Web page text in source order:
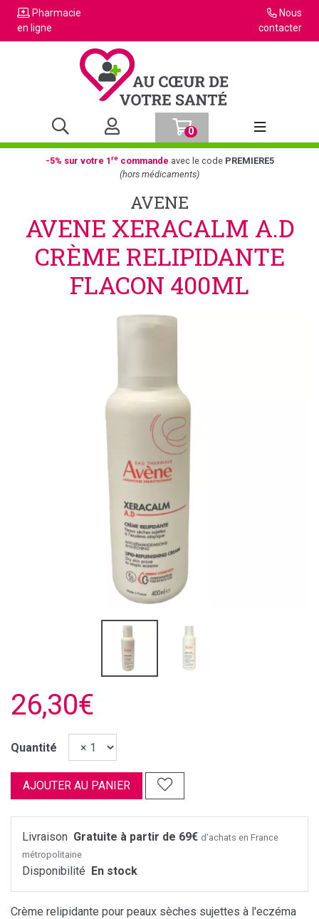
Pharmacie
en ligne
Nous
contacter
0
Afficher la
-5% sur votre 1recommande avec le code PREMIERE5
(hors médicaments)
AVENE
AVENE XERACALM A.D
CRÈME RELIPIDANTE
FLACON 400ML
26,30€
Quantité
AJOUTER AU PANIER
Livraison Gratuite à partir de 69€ d’achats en France
métropolitaine
Disponibilité En stock
Crème relipidante pour peaux sèches sujettes à l'eczéma